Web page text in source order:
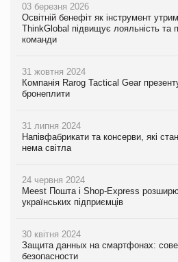
03 березня 2026
Освітній бенефіт як інструмент
ThinkGlobal підвищує лояльність та
команди
31 жовтня 2024
Компанія Rarog Tactical Gear
бронеплити
31 липня 2024
Напівфабрикати та консерви, які
нема світла
24 червня 2024
Meest Пошта і Shop-Express
українських підприємців
30 квітня 2024
Защита данных на смартфонах:
безопасности